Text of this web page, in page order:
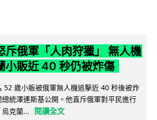
斥俄軍「人肉狩獵」 無人機
小販近 40 秒仍被炸傷
52 歲小販被俄軍無人機追擊近 40 秒後被炸
統澤連斯基公開。他直斥俄軍對平民進行
烏克蘭...
閱讀全文